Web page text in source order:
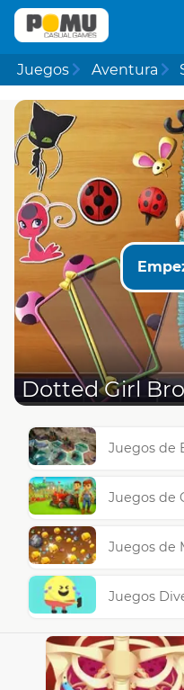
Juegos Aventura
Dotted Girl
Juegos de
Juegos de
Juegos de
Juegos